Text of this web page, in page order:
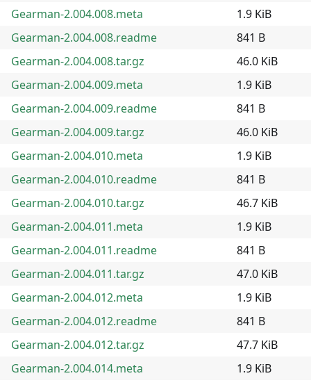
Gearman-2.004.008.meta
1.9 KiB
Gearman-2.004.008.readme
841 B
Gearman-2.004.008.tar.gz
46.0 KiB
Gearman-2.004.009.meta
1.9 KiB
Gearman-2.004.009.readme
841 B
Gearman-2.004.009.tar.gz
46.0 KiB
Gearman-2.004.010.meta
1.9 KiB
Gearman-2.004.010.readme
841 B
Gearman-2.004.010.tar.gz
46.7 KiB
Gearman-2.004.011.meta
1.9 KiB
Gearman-2.004.011.readme
841 B
Gearman-2.004.011.tar.gz
47.0 KiB
Gearman-2.004.012.meta
1.9 KiB
Gearman-2.004.012.readme
841 B
Gearman-2.004.012.tar.gz
47.7 KiB
Gearman-2.004.014.meta
1.9 KiB